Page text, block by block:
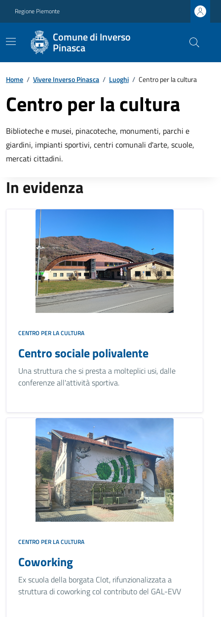
Regione Piemonte
Comune di Inverso
Pinasca
Home / Vivere Inverso Pinasca / Luoghi / Centro per la cultura
Centro per la cultura
Biblioteche e musei, pinacoteche, monumenti, parchi e
giardini, impianti sportivi, centri comunali d'arte, scuole,
mercati cittadini.
In evidenza
CENTRO PER LA CULTURA
Centro sociale polivalente
Una struttura che si presta a molteplici usi, dalle
conferenze all'attività sportiva.
CENTRO PER LA CULTURA
Coworking
Ex scuola della borgata Clot, rifunzionalizzata a
struttura di coworking col contributo del GAL-EVV